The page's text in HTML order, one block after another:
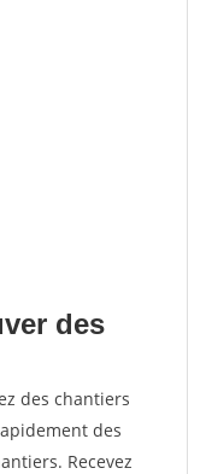
des
des chantiers
des
Recevez